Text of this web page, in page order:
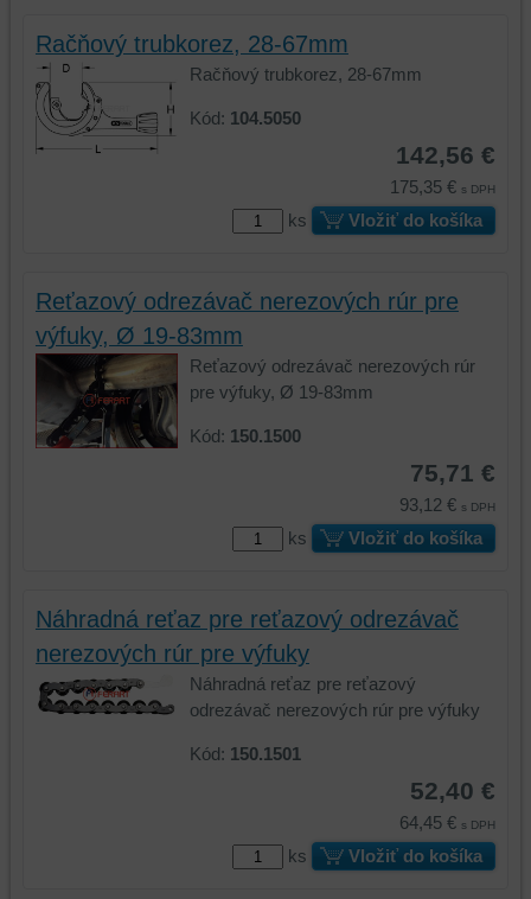
Račňový trubkorez, 28-67mm
Račňový trubkorez, 28-67mm
Kód: 104.5050
142,56 €
175,35 € s DPH
ks Vložiť do košíka
Reťazový odrezávač nerezových rúr pre
výfuky, Ø 19-83mm
Reťazový odrezávač nerezových rúr
pre výfuky, Ø 19-83mm
Kód: 150.1500
75,71 €
93,12 € s DPH
ks Vložiť do košíka
Náhradná reťaz pre reťazový odrezávač
nerezových rúr pre výfuky
Náhradná reťaz pre reťazový
odrezávač nerezových rúr pre výfuky
Kód: 150.1501
52,40 €
64,45 € s DPH
ks Vložiť do košíka